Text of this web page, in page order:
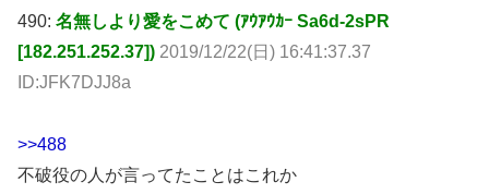
490: 名無しより愛をこめて (ｱｳｱｳｶｰ Sa6d-2sPR
[182.251.252.37]) 2019/12/22(日) 16:41:37.37
ID:JFK7DJJ8a
>>488
不破役の人が言ってたことはこれか